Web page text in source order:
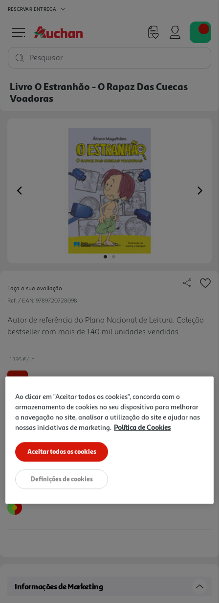
RESERVAR ENTREGA
Pesquisar
Livro O Estranhão - O Rapaz Das Cuecas
Voadoras
Previous
Faça a sua avaliação
Ref. / EAN: 9789720728098
Autor de referência do Plano Nacional de Leitura. Coleção
bestseller com mais de 140 mil unidades vendidas.
13.95 €/un
-10%
15,50 €PVP de editor
13,95 €
Informações de Marketing
Ao clicar em "Aceitar todos os cookies", concorda com o
armazenamento de cookies no seu dispositivo para melhorar
a navegação no site, analisar a utilização do site e ajudar nas
nossas iniciativas de marketing. Política de Cookies
Aceitar todos os cookies
Definições de cookies